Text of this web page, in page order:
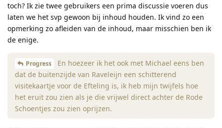
toch? Ik zie twee gebruikers een prima discussie voeren dus
laten we het svp gewoon bij inhoud houden. Ik vind zo een
opmerking zo afleiden van de inhoud, maar misschien ben ik
de enige.
Progress
En hoezeer ik het ook met Michael eens ben
dat de buitenzijde van Raveleijn een schitterend
visitekaartje voor de Efteling is, ik heb mijn twijfels hoe
het eruit zou zien als je die vrijwel direct achter de Rode
Schoentjes zou zien oprijzen.